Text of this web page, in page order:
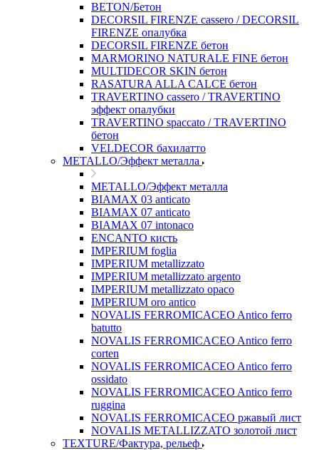
BETON/Бетон
DECORSIL FIRENZE cassero / DECORSIL
FIRENZE опалубка
DECORSIL FIRENZE бетон
MARMORINO NATURALE FINE бетон
MULTIDECOR SKIN бетон
RASATURA ALLA CALCE бетон
TRAVERTINO cassero / TRAVERTINO
эффект опалубки
TRAVERTINO spaccato / TRAVERTINO
бетон
VELDECOR бахилатто
METALLO/Эффект металла
METALLO/Эффект металла
BIAMAX 03 anticato
BIAMAX 07 anticato
BIAMAX 07 intonaco
ENCANTO кисть
IMPERIUM foglia
IMPERIUM metallizzato
IMPERIUM metallizzato argento
IMPERIUM metallizzato opaco
IMPERIUM oro antico
NOVALIS FERROMICACEO Antico ferro
batutto
NOVALIS FERROMICACEO Antico ferro
corten
NOVALIS FERROMICACEO Antico ferro
ossidato
NOVALIS FERROMICACEO Antico ferro
ruggina
NOVALIS FERROMICACEO ржавый лист
NOVALIS METALLIZZATO золотой лист
TEXTURE/Фактура, рельеф